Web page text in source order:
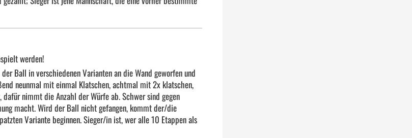
werden!
Ball in verschiedenen Varianten an die Wand geworfen und
neunmal mit einmal Klatschen, achtmal mit 2x klatschen,
nimmt die Anzahl der Würfe ab. Schwer sind gegen
macht. Wird der Ball nicht gefangen, kommt der/die
Variante beginnen. Sieger/in ist, wer alle 10 Etappen als